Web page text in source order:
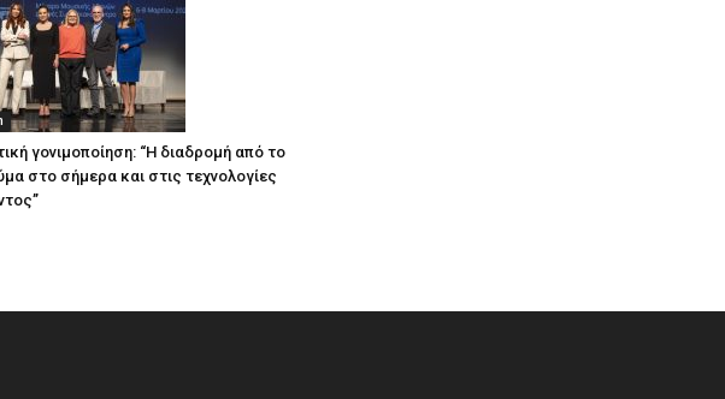
γονιμοποίηση: “Η διαδρομή από το
στο σήμερα και στις τεχνολογίες